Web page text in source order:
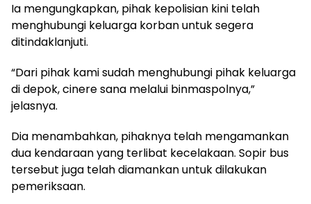
Ia mengungkapkan, pihak kepolisian kini telah
menghubungi keluarga korban untuk segera
ditindaklanjuti.
“Dari pihak kami sudah menghubungi pihak keluarga
di depok, cinere sana melalui binmaspolnya,”
jelasnya.
Dia menambahkan, pihaknya telah mengamankan
dua kendaraan yang terlibat kecelakaan. Sopir bus
tersebut juga telah diamankan untuk dilakukan
pemeriksaan.